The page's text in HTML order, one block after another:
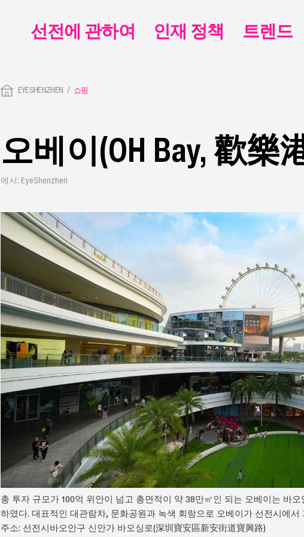
EYESHENZHEN 쇼핑
오베이(OH Bay, 歡樂
에서: EyeShenzhen
총 투자 규모가 100억 위안이 넘고 총면적이 약 38만㎡인 되는 오베이는 바
하였다. 대표적인 대관람차, 문화공원과 녹색 회랑으로 오베이가 선전시에
주소: 선전시바오안구 신안가 바오싱로(深圳寶安區新安街道寶興路)
선전에 관하여 인재 정책 트렌드